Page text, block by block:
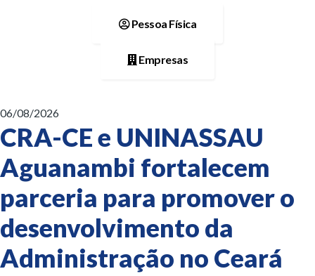
Pessoa Física
Empresas
06/08/2026
CRA-CE e UNINASSAU
Aguanambi fortalecem
parceria para promover o
desenvolvimento da
Administração no Ceará